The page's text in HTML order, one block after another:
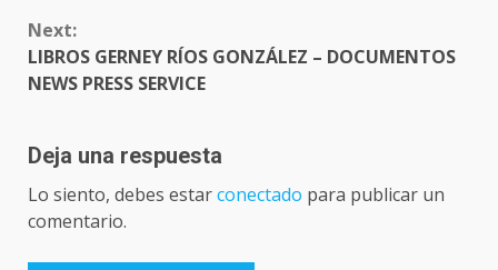
Next:
LIBROS GERNEY RÍOS GONZÁLEZ – DOCUMENTOS
NEWS PRESS SERVICE
Deja una respuesta
Lo siento, debes estarconectado para publicar un
comentario.